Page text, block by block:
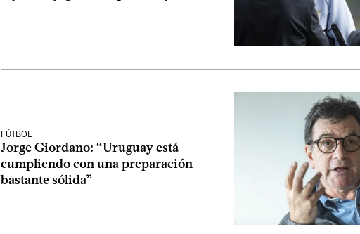
FÚTBOL
Jorge Giordano: “Uruguay está
cumpliendo con una preparación
bastante sólida”